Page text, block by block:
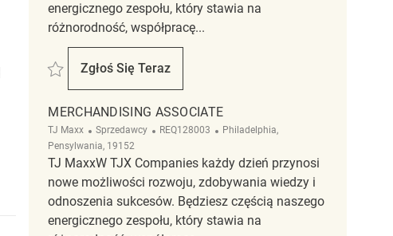
energicznego zespołu, który stawia na
różnorodność, współpracę...
Zapisać Merchandising Associate REQ127897
Zgłoś Się Teraz
Merchandising Associate
MERCHANDISING ASSOCIATE
TJ Maxx Kategoria
Sprzedawcy ReqId
REQ128003 Lokalizacja
Philadelphia,
Pensylwania, 19152
TJ MaxxW TJX Companies każdy dzień przynosi
nowe możliwości rozwoju, zdobywania wiedzy i
odnoszenia sukcesów. Będziesz częścią naszego
energicznego zespołu, który stawia na